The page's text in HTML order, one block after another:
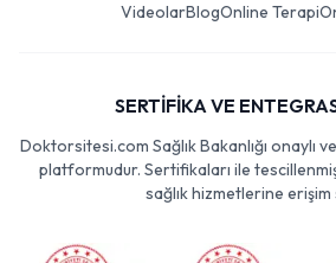
VideolarBlogOnline Terapi
SERTİFİKA VE
Doktorsitesi.com Sağlık Bakanlığı onaylı
platformudur. Sertifikaları ile
sağlık hizmetlerine erişim